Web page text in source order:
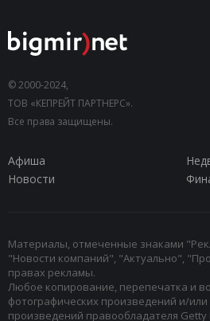
© 2000-2024,
ТОВ «КЕПРЕЙТ ПАРТНЕРС».
Все права защищены.
Афиша
Новости
Материалы, отмеченные знаками
"Новости компаний", "Актуально",
правах рекламы.
Любое копирование, перепечатка и
фотографических произведений и/
произведений правообладателя Getty